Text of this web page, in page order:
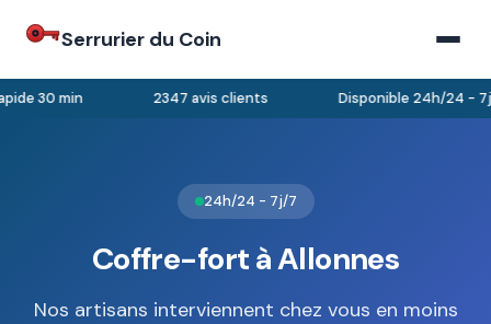
Serrurier du Coin
30 min 2347 avis clients Disponible 24h/24 - 7j/
24h/24 - 7j/7
Coffre-fort à Allonnes
Nos artisans interviennent chez vous en moins